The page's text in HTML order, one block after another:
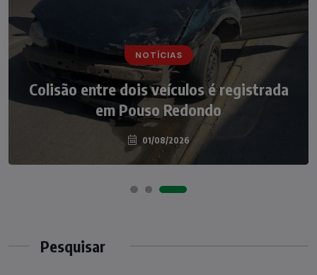
NOTÍCIAS
Colisão entre dois veículos é registrada
em Pouso Redondo
01/08/2026
NOTÍCIAS
Irmãos de 7 e 14 anos morrem
atropelados na BR-470 em Pouso
Redondo
04/08/2026
Pesquisar